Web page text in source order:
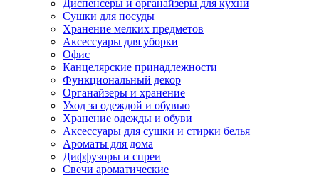
Диспенсеры и органайзеры для кухни
Сушки для посуды
Хранение мелких предметов
Аксессуары для уборки
Офис
Канцелярские принадлежности
Функциональный декор
Органайзеры и хранение
Уход за одеждой и обувью
Хранение одежды и обуви
Аксессуары для сушки и стирки белья
Ароматы для дома
Диффузоры и спреи
Свечи ароматические